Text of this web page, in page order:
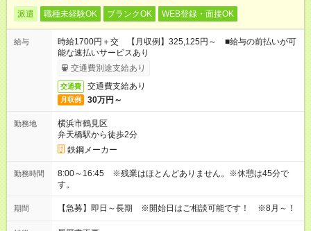
派遣 職種未経験OK ブランクOK WEB登録・面接OK
給与
時給1700円＋交 【月収例】325,125円～ ■給与の前払いが可
能な速払いサービスあり
交通費別途支給あり
交通費 交通費支給あり
月収例 30万円～
勤務地
横浜市鶴見区
弁天橋駅から徒歩2分
鉄鋼メーカー
勤務時間
8:00～16:45 ※残業はほとんどありません。※休憩は45分で
す。
期間 【急募】即日～長期 ※開始日はご相談可能です！ ※8月～！